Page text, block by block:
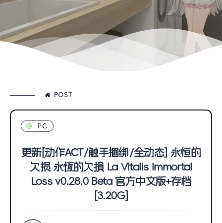
POST
PC
更新[动作ACT/触手捆绑/全动态] 永恒的
欠损 永恆的欠損 La Vitalis Immortal
Loss v0.28.0 Beta 官方中文版+存档
[3.20G]